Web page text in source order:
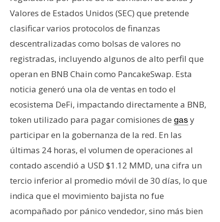
Valores de Estados Unidos (SEC) que pretende
clasificar varios protocolos de finanzas
descentralizadas como bolsas de valores no
registradas, incluyendo algunos de alto perfil que
operan en BNB Chain como PancakeSwap. Esta
noticia generó una ola de ventas en todo el
ecosistema DeFi, impactando directamente a BNB,
token utilizado para pagar comisiones de gasy
participar en la gobernanza de la red. En las
últimas 24 horas, el volumen de operaciones al
contado ascendió a USD $1.12 MMD, una cifra un
tercio inferior al promedio móvil de 30 días, lo que
indica que el movimiento bajista no fue
acompañado por pánico vendedor, sino más bien